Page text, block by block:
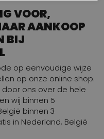
VOOR,
AANKOOP
BIJ
op eenvoudige wijze
op onze online shop.
ons over de hele
wij binnen 5
binnen 3
in Nederland, België